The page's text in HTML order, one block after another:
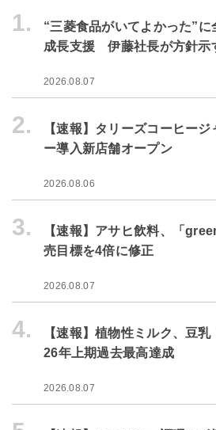
1.
“三菱食品がいてよかった”
成長支援 伊藤社長が方針示
2026.08.07
2.
【速報】タリーズコーヒー
ー導入新店舗オープン
2026.08.06
3.
【速報】アサヒ飲料、「
売目標を4倍に修正
2026.08.07
4.
【速報】植物性ミルク、豆
26年上期過去最高達成
2026.08.07